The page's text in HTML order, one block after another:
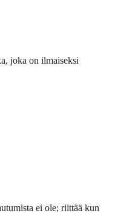
joka on ilmaiseksi
ei ole; riittää kun